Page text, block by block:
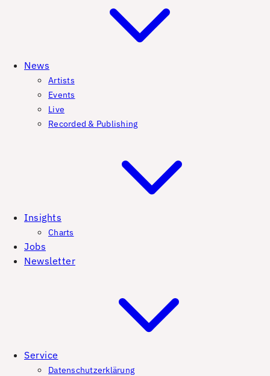
News
Artists
Events
Live
Recorded & Publishing
Insights
Charts
Jobs
Newsletter
Service
Datenschutzerklärung